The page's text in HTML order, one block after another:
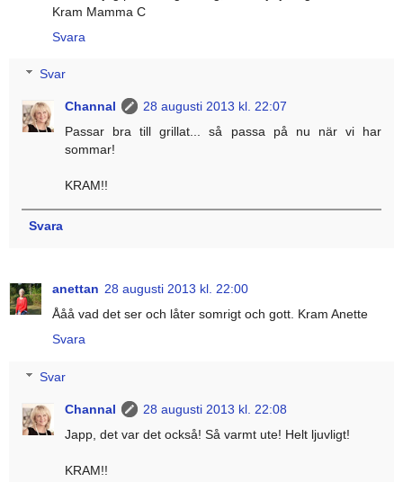
Kram Mamma C
Svara
Svar
Channal
28 augusti 2013 kl. 22:07
Passar bra till grillat... så passa på nu när vi har
sommar!
KRAM!!
Svara
anettan 28 augusti 2013 kl. 22:00
Ååå vad det ser och låter somrigt och gott. Kram Anette
Svara
Svar
Channal
28 augusti 2013 kl. 22:08
Japp, det var det också! Så varmt ute! Helt ljuvligt!
KRAM!!